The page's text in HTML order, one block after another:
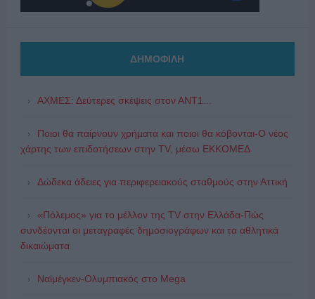
ΔΗΜΟΦΙΛΗ
ΑΧΜΕΣ: Δεύτερες σκέψεις στον ΑΝΤ1...
Ποιοι θα παίρνουν χρήματα και ποιοι θα κόβονται-Ο νέος
χάρτης των επιδοτήσεων στην TV, μέσω ΕΚΚΟΜΕΔ
Δώδεκα άδειες για περιφερειακούς σταθμούς στην Αττική
«Πόλεμος» για το μέλλον της TV στην Ελλάδα-Πώς
συνδέονται οι μεταγραφές δημοσιογράφων και τα αθλητικά
δικαιώματα
Ναϊμέγκεν-Ολυμπιακός στο Mega